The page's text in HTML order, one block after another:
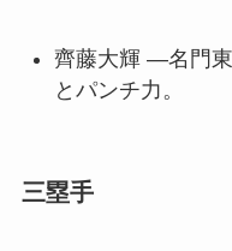
齊藤大輝 —名門
とパンチ力。
三塁手